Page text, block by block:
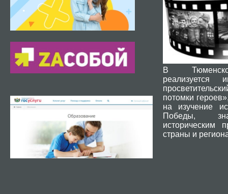
В
реализуется
потомки
на изучение
Победы,
историческим
страны и